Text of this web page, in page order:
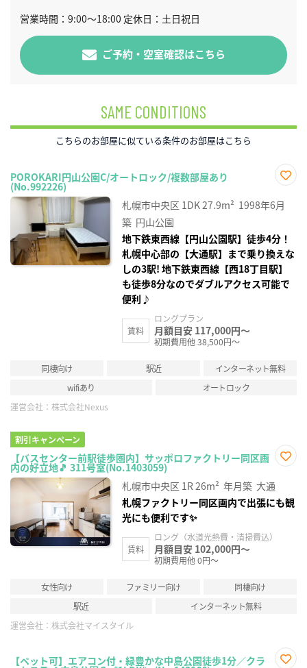
営業時間：9:00～18:00 定休日：土日祝日
ご予約・空室確認はこちら
SAME CONDITIONS
こちらのお部屋に似ている条件のお部屋はこちら
POROKARI円山公園C/オートロック/複数部屋あり
(No.992226)
に入
り登
札幌市中央区 1DK27.9m² 1998年6月
築 円山公園
地下鉄東西線【円山公園駅】徒歩4分！
札幌中心部の【大通駅】まで乗り換えな
しの3駅! 地下鉄東西線【西18丁目駅】
も徒歩8分なのでダブルアクセス可能で
便利♪
賃料
ロングプラン
月額目安 117,000円～
初期費用他 38,500円～
同棲向け 駅近
インターネット無料
wifiあり
オートロック
運営会社： 株式会社Nexus
割引キャンペーン
【バスセンター前駅徒歩圏内】サッポロファクトリー同区画
内の好立地🎵 311号室(No.1403059)
録
札幌市中央区 1R26m² 年月築 大通
札幌ファクトリー同区画内で出張にも観
光にも便利です✨
賃料
ロング（水道光熱費・清掃費込）
月額目安 102,000円～
初期費用他 0円～
女性向け ファミリー向け
同棲向け
駅近
インターネット無料
運営会社： 株式会社マイスタイル
【ペット可】エアコン付・緑豊かな中島公園徒歩1分／クラ